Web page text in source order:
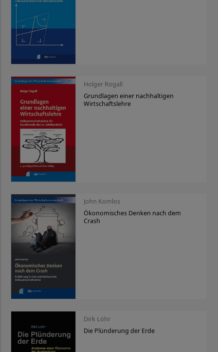
Holger Rogall
Grundlagen einer nachhaltigen
Wirtschaftslehre
John Komlos
Ökonomisches Denken nach dem
Crash
Dirk Löhr
Die Plünderung der Erde